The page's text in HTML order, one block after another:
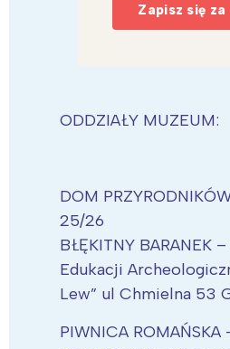
Zapisz się
ODDZIAŁY MUZEUM:
DOM
25/26
BŁĘKITNY BARANEK
Edukacji
Lew” ul Chmielna 53
PIWNICA ROMAŃSKA